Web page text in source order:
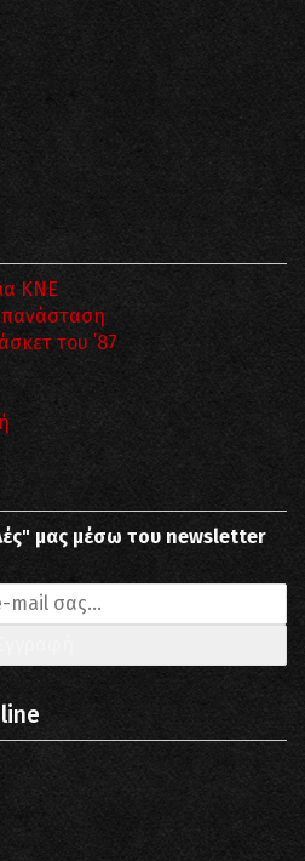
ΚΝΕ
του ΄87
μας μέσω του newsletter